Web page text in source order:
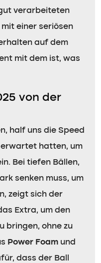
verarbeiteten
einer seriösen
auf dem
mit dem ist, was
von der
half uns die Speed
erwartet hatten, um
Bei tiefen Bällen,
senken muss, um
zeigt sich der
Extra, um den
bringen, ohne zu
Power Foam und
dass der Ball